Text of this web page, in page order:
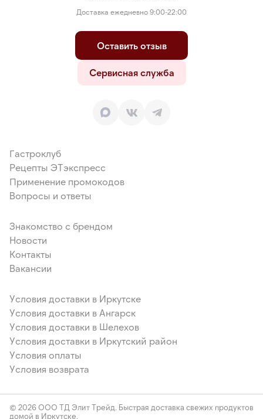
Доставка ежедневно 9:00-22:00
Оставить отзыв
Сервисная служба
Гастроклуб
Рецепты ЭТэкспресс
Применение промокодов
Вопросы и ответы
Знакомство с брендом
Новости
Контакты
Вакансии
Условия доставки в Иркутске
Условия доставки в Ангарск
Условия доставки в Шелехов
Условия доставки в Иркутский район
Условия оплаты
Условия возврата
© 2026 ООО ТД Элит Трейд. Быстрая доставка свежих продуктов
домой в Иркутске.